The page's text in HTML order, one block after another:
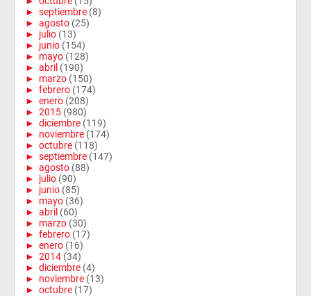
► septiembre (8)
► agosto (25)
► julio (13)
► junio (154)
► mayo (128)
► abril (190)
► marzo (150)
► febrero (174)
► enero (208)
► 2015 (980)
► diciembre (119)
► noviembre (174)
► octubre (118)
► septiembre (147)
► agosto (88)
► julio (90)
► junio (85)
► mayo (36)
► abril (60)
► marzo (30)
► febrero (17)
► enero (16)
► 2014 (34)
► diciembre (4)
► noviembre (13)
► octubre (17)